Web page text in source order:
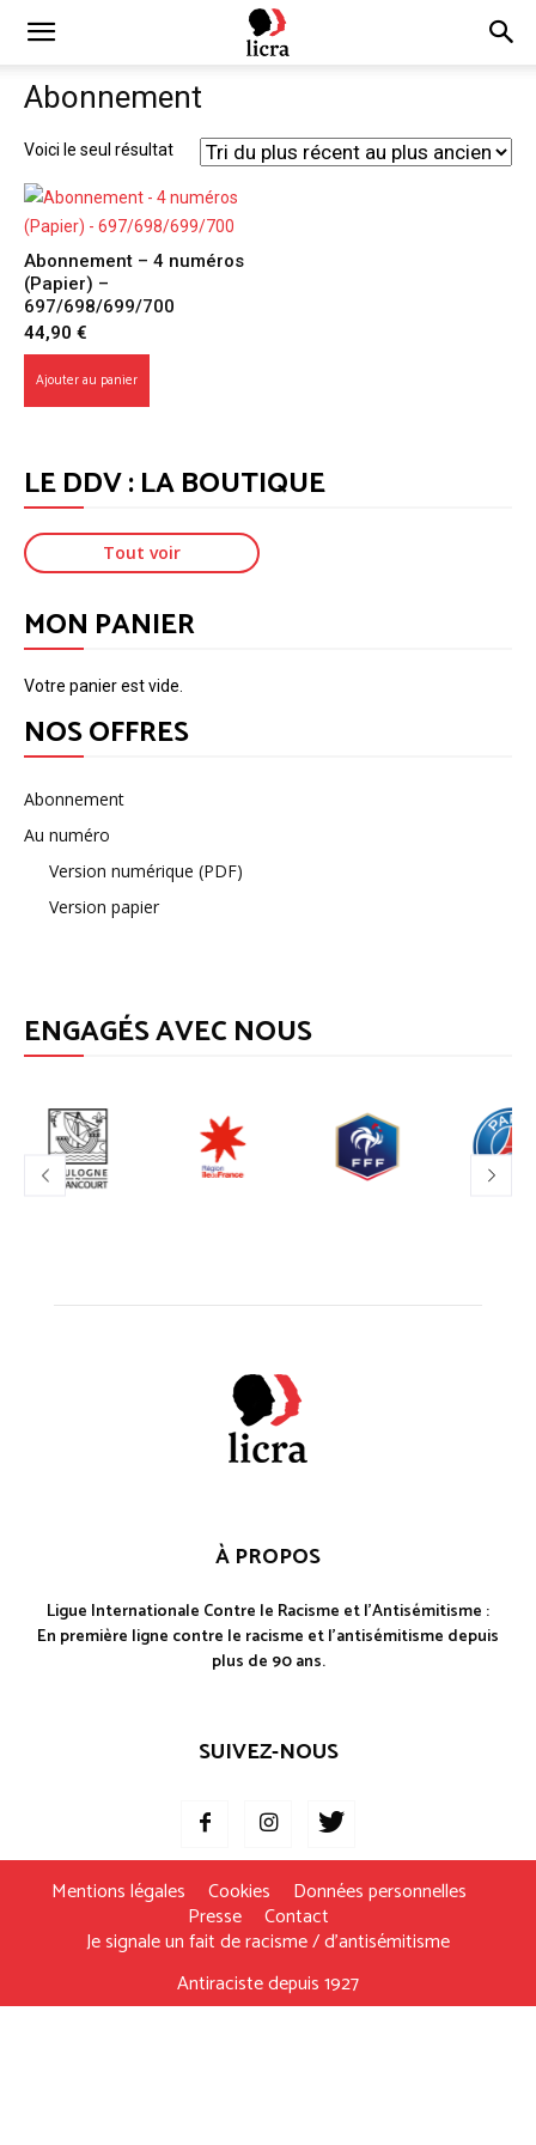
Licra
Antiraciste
depuis
Abonnement
Voici le seul résultat
Abonnement – 4 numéros
(Papier) –
697/698/699/700
44,90 €
Ajouter au panier
LE DDV : LA BOUTIQUE
Tout voir
MON PANIER
Votre panier est vide.
NOS OFFRES
Abonnement
Au numéro
Version numérique (PDF)
Version papier
ENGAGÉS AVEC NOUS
À PROPOS
Ligue Internationale Contre le Racisme et l'Antisémitisme :
En première ligne contre le racisme et l'antisémitisme depuis
plus de 90 ans.
SUIVEZ-NOUS
Mentions légales Cookies Données personnelles
Presse Contact
Je signale un fait de racisme / d’antisémitisme
Antiraciste depuis 1927